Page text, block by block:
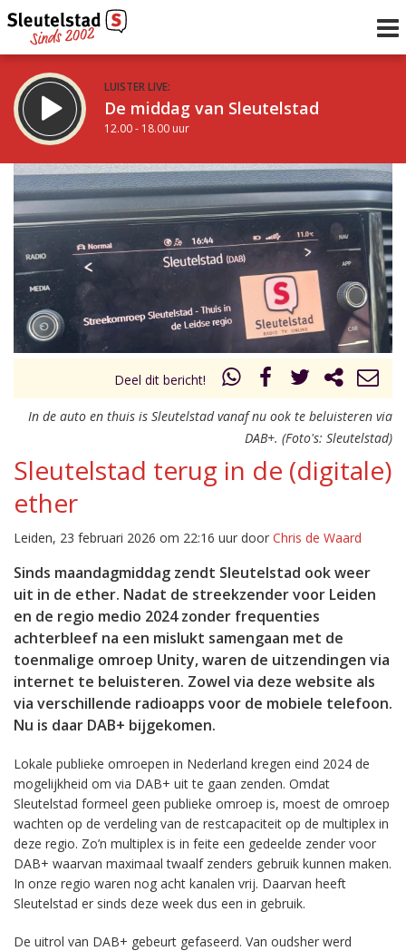
LUISTER LIVE:
De middag van Sleutelstad
12.00 - 18.00 uur
STRAKS:
De vrijdagavond met Keanu
18.00 - 19.00 uur
Vorig uur
uur 1 van 0 Volgend uur
Deel dit bericht!
In de auto en thuis is Sleutelstad vanaf nu ook te beluisteren via
DAB+. (Foto's: Sleutelstad)
Sleutelstad terug in de (digitale)
ether
Leiden, 23 februari 2026 om 22:16 uur door Chris de Waard
Sinds maandagmiddag zendt Sleutelstad ook weer
uit in de ether. Nadat de streekzender voor Leiden
en de regio medio 2024 zonder frequenties
achterbleef na een mislukt samengaan met de
toenmalige omroep Unity, waren de uitzendingen via
internet te beluisteren. Zowel via deze website als
via verschillende radioapps voor de mobiele telefoon.
Nu is daar DAB+ bijgekomen.
Lokale publieke omroepen in Nederland kregen eind 2024 de
mogelijkheid om via DAB+ uit te gaan zenden. Omdat
Sleutelstad formeel geen publieke omroep is, moest de omroep
wachten op de verdeling van de restcapaciteit op de multiplex in
deze regio. Zo’n multiplex is in feite een gedeelde zender voor
DAB+ waarvan maximaal twaalf zenders gebruik kunnen maken.
In onze regio waren nog acht kanalen vrij. Daarvan heeft
Sleutelstad er sinds deze week dus een in gebruik.
De uitrol van DAB+ gebeurt gefaseerd. Van oudsher werd